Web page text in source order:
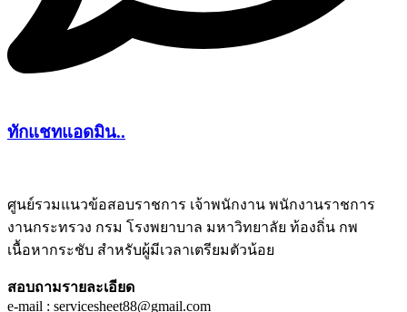
ทักแชทแอดมิน..
ศูนย์รวมแนวข้อสอบราชการ เจ้าพนักงาน พนักงานราชการ
งานกระทรวง กรม โรงพยาบาล มหาวิทยาลัย ท้องถิ่น กพ
เนื้อหากระชับ สำหรับผู้มีเวลาเตรียมตัวน้อย
สอบถามรายละเอียด
e-mail : servicesheet88@gmail.com